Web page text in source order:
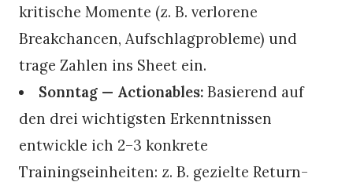
kritische Momente (z. B. verlorene
Breakchancen, Aufschlagprobleme) und
trage Zahlen ins Sheet ein.
Sonntag — Actionables: Basierend auf
den drei wichtigsten Erkenntnissen
entwickle ich 2–3 konkrete
Trainingseinheiten: z. B. gezielte Return-